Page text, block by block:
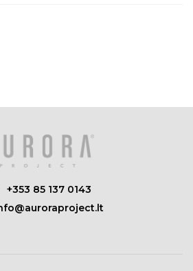
+353 85 137 0143